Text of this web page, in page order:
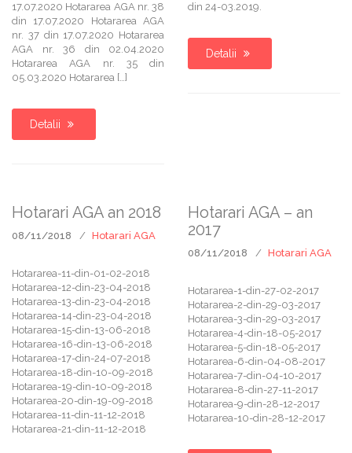
17.07.2020 Hotararea AGA nr. 38
din 17.07.2020 Hotararea AGA
nr. 37 din 17.07.2020 Hotararea
AGA nr. 36 din 02.04.2020
Hotararea AGA nr. 35 din
05.03.2020 Hotararea […]
Detalii
din 24-03.2019.
Detalii
Hotarari AGA an 2018
08/11/2018 Hotarari AGA
Hotararea-11-din-01-02-2018
Hotararea-12-din-23-04-2018
Hotararea-13-din-23-04-2018
Hotararea-14-din-23-04-2018
Hotararea-15-din-13-06-2018
Hotararea-16-din-13-06-2018
Hotararea-17-din-24-07-2018
Hotararea-18-din-10-09-2018
Hotararea-19-din-10-09-2018
Hotararea-20-din-19-09-2018
Hotararea-11-din-11-12-2018
Hotararea-21-din-11-12-2018
Hotarari AGA – an
2017
08/11/2018 Hotarari AGA
Hotararea-1-din-27-02-2017
Hotararea-2-din-29-03-2017
Hotararea-3-din-29-03-2017
Hotararea-4-din-18-05-2017
Hotararea-5-din-18-05-2017
Hotararea-6-din-04-08-2017
Hotararea-7-din-04-10-2017
Hotararea-8-din-27-11-2017
Hotararea-9-din-28-12-2017
Hotararea-10-din-28-12-2017